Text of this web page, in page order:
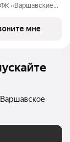
«Варшавские
мне